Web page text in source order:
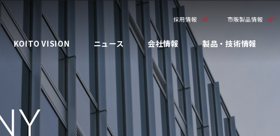
採用情報 市販製品情報
KOITO VISION ニュース 会社情報
ごあいさつ
会社概要
日本
米州
製品・技術情報
KOITO Technology
先進技術
IR資料
決算関連資料
有価証券報告書
財務データ
メッセージ
マテリアリティ(優先課題)
環境マネジメント
気候変動・カーボンニュートラ
ルへの取り組み
品質向上への取り組み
サプライチェーンマネジメント
コーポレート・ガバナンス
コンプライアンス・リスクマネ
ジメント
環境
社会